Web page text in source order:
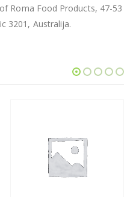
Roma Food Products, 47-53
3201, Australija.